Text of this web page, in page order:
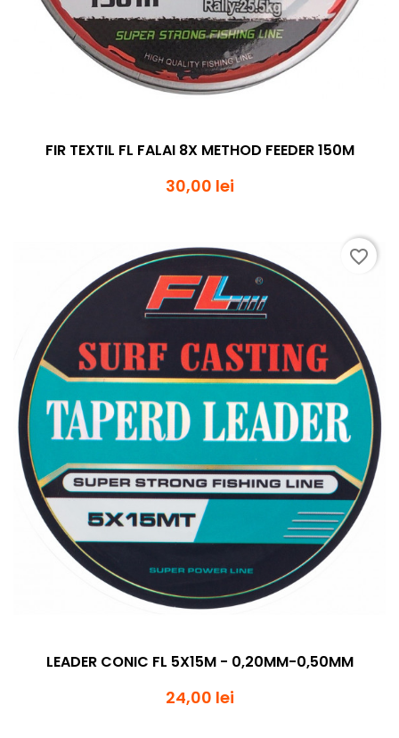
FIR TEXTIL FL FALAI 8X METHOD FEEDER 150M
30,00 lei
LEADER CONIC FL 5X15M - 0,20MM-0,50MM
24,00 lei
favorite_border